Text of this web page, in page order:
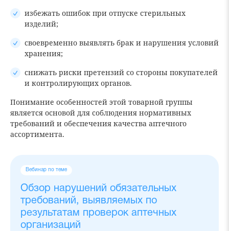
избежать ошибок при отпуске стерильных
изделий;
своевременно выявлять брак и нарушения условий
хранения;
снижать риски претензий со стороны покупателей
и контролирующих органов.
Понимание особенностей этой товарной группы
является основой для соблюдения нормативных
требований и обеспечения качества аптечного
ассортимента.
Обзор нарушений обязательных
требований, выявляемых по
результатам проверок аптечных
организаций
Вебинар по теме